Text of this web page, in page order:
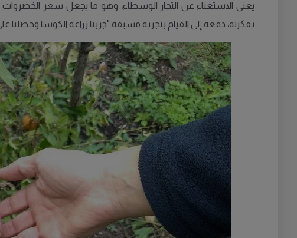
يعني الاستغناء عن التجار الوسطاء، وهو ما يجعل سعر الخضروات
بفكرته، دفعه إلى القيام بتجربة مسبقة "جربنا زراعة الكوسا وحصلنا